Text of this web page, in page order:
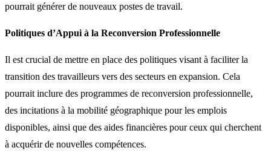
pourrait générer de nouveaux postes de travail.
Politiques d’Appui à la Reconversion Professionnelle
Il est crucial de mettre en place des politiques visant à faciliter la
transition des travailleurs vers des secteurs en expansion. Cela
pourrait inclure des programmes de reconversion professionnelle,
des incitations à la mobilité géographique pour les emplois
disponibles, ainsi que des aides financières pour ceux qui cherchent
à acquérir de nouvelles compétences.